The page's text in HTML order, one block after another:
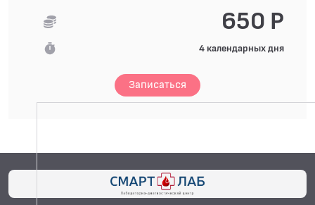
650 Р
4 календарных дня
Записаться